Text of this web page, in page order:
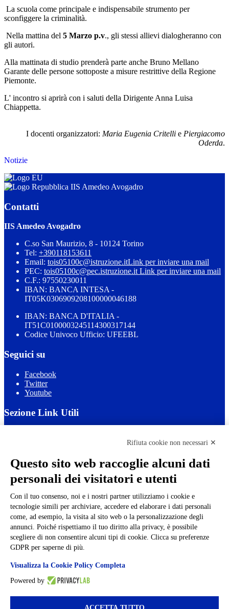
La scuola come principale e indispensabile strumento per
sconfiggere la criminalità.
Nella mattina del 5 Marzo p.v., gli stessi allievi dialogheranno con
gli autori.
Alla mattinata di studio prenderà parte anche Bruno Mellano
Garante delle persone sottoposte a misure restrittive della Regione
Piemonte.
L' incontro si aprirà con i saluti della Dirigente Anna Luisa
Chiappetta.
I docenti organizzatori: Maria Eugenia Critelli e Piergiacomo
Oderda.
Notizie
IIS Amedeo Avogadro
Contatti
IIS Amedeo Avogadro
C.so San Maurizio, 8 - 10124 Torino
Tel: +390118153611
Email: tois05100c@istruzione.itLink per inviare una mail
PEC: tois05100c@pec.istruzione.itLink per inviare una mail
C.F.: 97550230011
IBAN: BANCA INTESA -
IT05K0306909208100000046188
IBAN: BANCA D'ITALIA -
IT51C0100003245114300317144
Codice Univoco Ufficio: UFEEBL
Seguici su
Facebook
Twitter
Youtube
Sezione Link Utili
Ufficio Relazioni con il Pubblico
Dichiarazione di accessibilità
Obiettivi di accessibilità
Gestione consensi cookie
Amministrazione trasparente
Pagina visualizzata
1778 volte
Sezione Copyright
Copyright 2026 | Engineered and powered by Gruppo Spaggiari
Parma S.p.A. | Divisione Publishing & New Social Media
Rifiuta cookie non necessari ✕
Questo sito web raccoglie alcuni dati
personali dei visitatori e utenti
Con il tuo consenso, noi e i nostri partner utilizziamo i cookie e
tecnologie simili per archiviare, accedere ed elaborare i dati personali
come, ad esempio, la visita al sito web o la personalizzazione degli
annunci. Poiché rispettiamo il tuo diritto alla privacy, è possibile
scegliere di non consentire alcuni tipi di cookie. Clicca su preferenze
GDPR per saperne di più.
Visualizza la Cookie Policy Completa
Powered by
ACCETTA TUTTO